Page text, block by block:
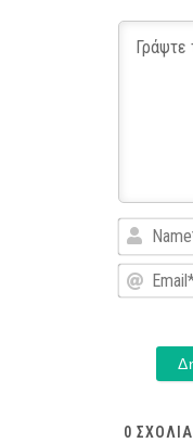
0 ΣΧΌΛΙΑ